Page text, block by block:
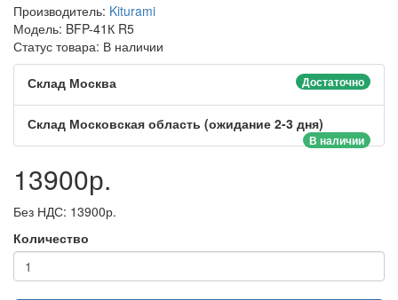
Производитель: Kiturami
Модель: BFP-41К R5
Статус товара: В наличии
Склад Москва Достаточно
Склад Московская область (ожидание 2-3 дня)
В наличии
13900р.
Без НДС: 13900р.
Количество